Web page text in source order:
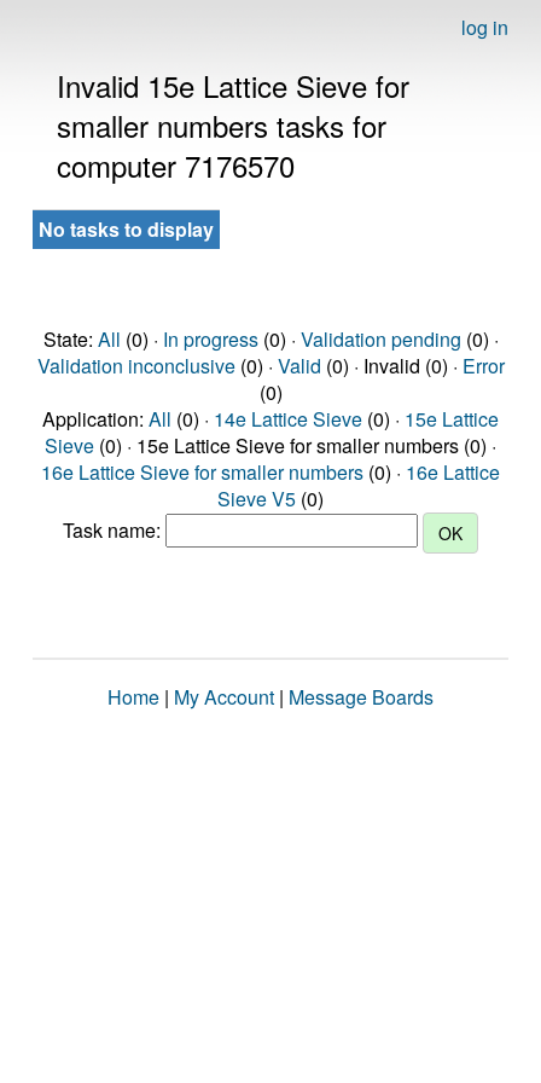
log in
Invalid 15e Lattice Sieve for
smaller numbers tasks for
computer 7176570
No tasks to display
State: All (0) · In progress(0) · Validation pending (0) ·
Validation inconclusive(0) · Valid (0) · Invalid (0) · Error
(0)
Application: All (0) · 14e Lattice Sieve (0) · 15e Lattice
Sieve (0) · 15e Lattice Sieve for smaller numbers (0) ·
16e Lattice Sieve for smaller numbers (0) · 16e Lattice
Sieve V5 (0)
Task name:
Home | My Account | Message Boards